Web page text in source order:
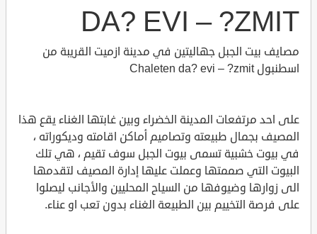
DA? EVI – ?ZMIT
مصايف بيت الجبل جهاليتين في مدينة ازميت القريبة من
اسطنبول Chaleten da? evi – ?zmit
على احد مرتفعات المدينة الخضراء وبين غابتها الغناء يقع هذا
المصيف بجمال طبيعته وتصاميم أماكن اقامته وديكوراته ،
في بيوت خشبية تسمى بيوت الجبل سوف تقيم ، هي تلك
البيوت التي صممتها وعملت عليها إدارة المصيف لتقدمها
الى زوارها وضيوفها من السياح المحليين والأجانب ليصلوا
على فرصة التخييم بين الطبيعة الغناء بدون تعب او عناء.